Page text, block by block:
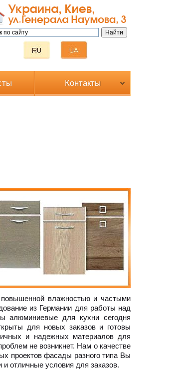
Контакты
влажностью и частыми
из Германии для работы над
алюминиевые для кухни сегодня
для новых заказов и готовы
и надежных материалов для
не возникнет. Нам о качестве
проектов фасады разного типа Вы
отличные условия для заказов.